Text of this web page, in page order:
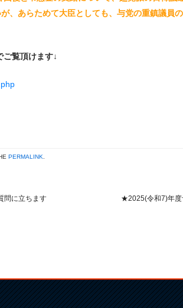
、あらためて大臣としても、与党の重鎮議員
覧頂けます↓
PERMALINK
問に立ちます
★2025(令和7)年